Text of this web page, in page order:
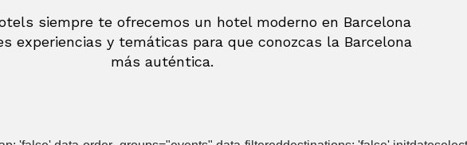
siempre te ofrecemos un hotel moderno en Barcelona
experiencias y temáticas para que conozcas la Barcelona
más auténtica.